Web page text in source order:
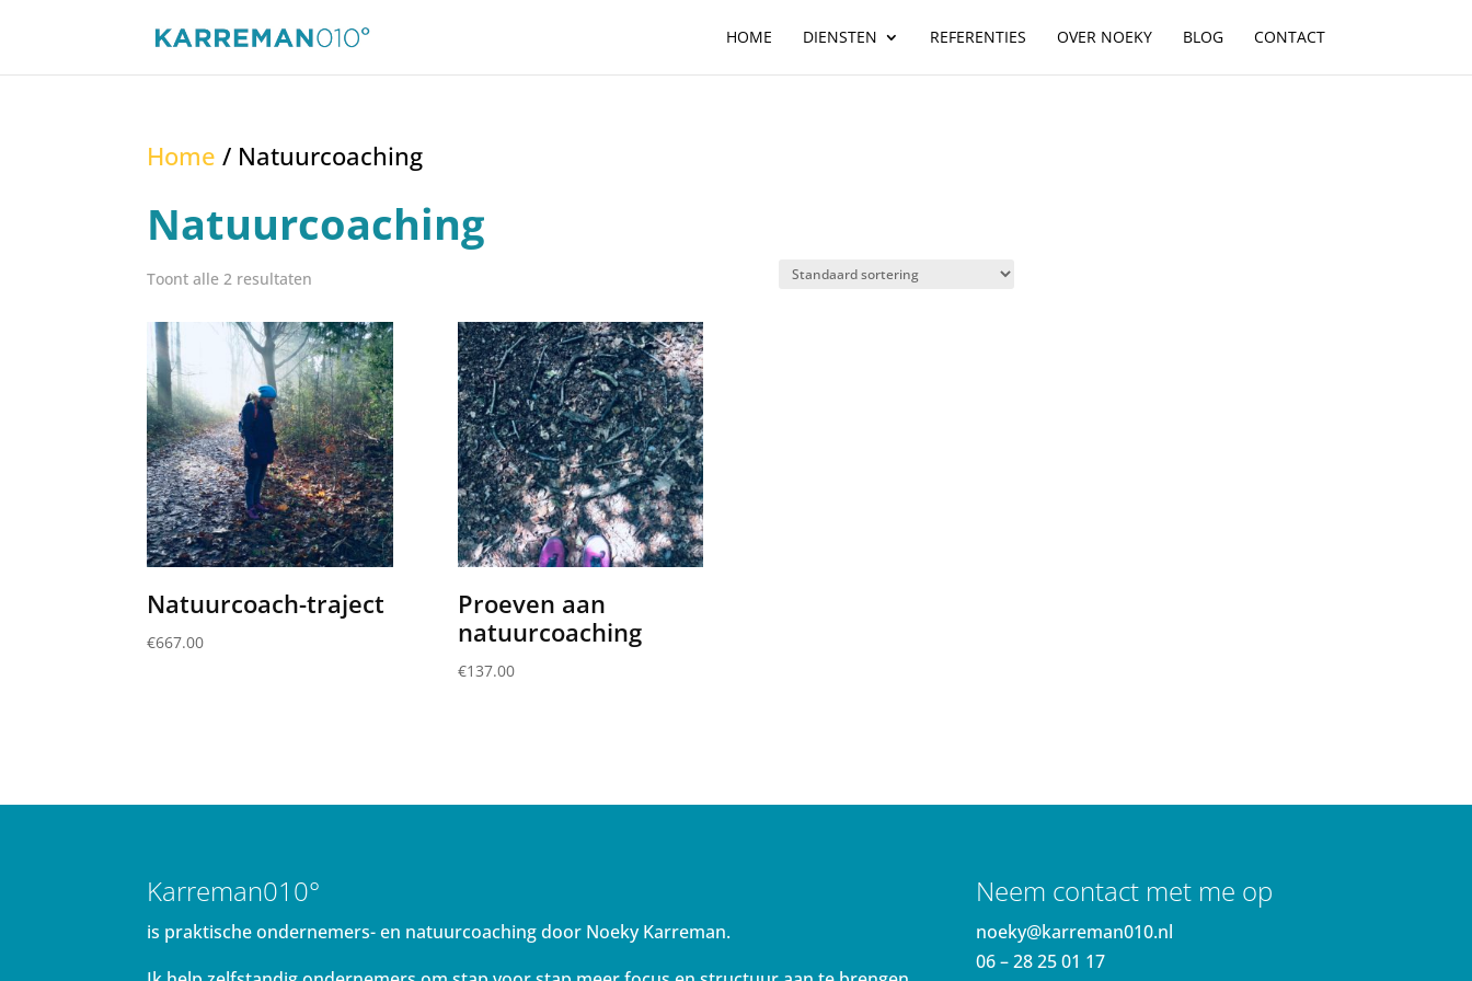
HOME DIENSTEN REFERENTIES OVER NOEKY BLOG CONTACT
Home / Natuurcoaching
Natuurcoaching
Toont alle 2 resultaten
Natuurcoach-traject
€667.00
Proeven aan
natuurcoaching
€137.00
Karreman010°
is praktische ondernemers- en natuurcoaching door Noeky Karreman.
Neem contact met me op
noeky@karreman010.nl
06 – 28 25 01 17